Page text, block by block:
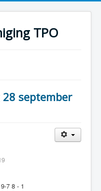
TPO
september
7 8 - 1